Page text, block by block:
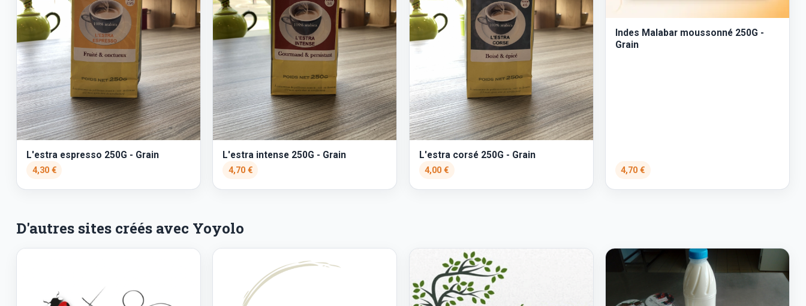
L'estra espresso 250G - Grain
4,30 €
L'estra intense 250G - Grain
4,70 €
L'estra corsé 250G - Grain
4,00 €
Indes Malabar moussonné 250G -
Grain
4,70 €
D'autres sites créés avec Yoyolo